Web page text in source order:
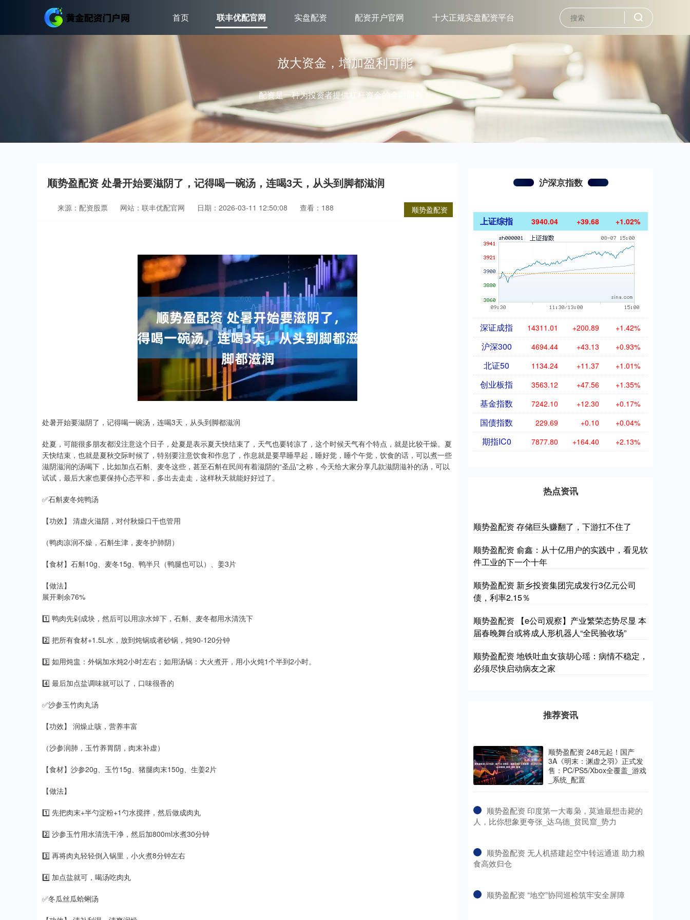
首页 联丰优配官网 实盘配资 配资开户官网 十大正规实盘配资平台
放大资金，增加盈利可能
配资是一种为投资者提供杠杆资金的金融服务！
顺势盈配资 处暑开始要滋阴了，记得喝一碗汤，连喝3天，从头到脚都滋润
顺势盈配资
来源：配资股票 网站：联丰优配官网 日期：2026-03-11 12:50:08 查看：188
处暑开始要滋阴了，记得喝一碗汤，连喝3天，从头到脚都滋润
处夏，可能很多朋友都没注意这个日子，处夏是表示夏天快结束了，天气也要转凉了，这个时候天气有个特点，就是比较干燥。夏
天快结束，也就是夏秋交际时候了，特别要注意饮食和作息了，作息就是要早睡早起，睡好觉，睡个午觉，饮食的话，可以煮一些
滋阴滋润的汤喝下，比如加点石斛、麦冬这些，甚至石斛在民间有着滋阴的“圣品”之称，今天给大家分享几款滋阴滋补的汤，可以
试试，最后大家也要保持心态平和，多出去走走，这样秋天就能好好过了。
✅石斛麦冬炖鸭汤
【功效】 清虚火滋阴，对付秋燥口干也管用
（鸭肉凉润不燥，石斛生津，麦冬护肺阴）
【食材】石斛10g、麦冬15g、鸭半只（鸭腿也可以）、姜3片
【做法】
展开剩余76%
1️⃣ 鸭肉先剁成块，然后可以用凉水焯下，石斛、麦冬都用水清洗下
2️⃣ 把所有食材+1.5L水，放到炖锅或者砂锅，炖90-120分钟
3️⃣ 如用炖盅：外锅加水炖2小时左右；如用汤锅：大火煮开，用小火炖1个半到2小时。
4️⃣ 最后加点盐调味就可以了，口味很香的
✅沙参玉竹肉丸汤
【功效】 润燥止咳，营养丰富
（沙参润肺，玉竹养胃阴，肉末补虚）
【食材】沙参20g、玉竹15g、猪腿肉末150g、生姜2片
【做法】
1️⃣ 先把肉末+半勺淀粉+1勺水搅拌，然后做成肉丸
2️⃣ 沙参玉竹用水清洗干净，然后加800ml水煮30分钟
3️⃣ 再将肉丸轻轻倒入锅里，小火煮8分钟左右
4️⃣ 加点盐就可，喝汤吃肉丸
✅冬瓜丝瓜蛤蜊汤
沪深京指数
上证综指 3940.04 +39.68 +1.02%
深证成指 14311.01 +200.89 +1.42%
沪深300 4694.44 +43.13 +0.93%
北证50 1134.24 +11.37 +1.01%
创业板指 3563.12 +47.56 +1.35%
基金指数 7242.10 +12.30 +0.17%
国债指数 229.69 +0.10 +0.04%
期指IC0 7877.80 +164.40 +2.13%
热点资讯
顺势盈配资 存储巨头赚翻了，下游扛不住了
顺势盈配资 俞鑫：从十亿用户的实践中，看见软
件工业的下一个十年
顺势盈配资 新乡投资集团完成发行3亿元公司
债，利率2.15％
顺势盈配资 【e公司观察】产业繁荣态势尽显 本
届春晚舞台或将成人形机器人“全民验收场”
顺势盈配资 地铁吐血女孩胡心瑶：病情不稳定，
必须尽快启动病友之家
推荐资讯
顺势盈配资 248元起！国产
3A《明末：渊虚之羽》正式发
售：PC/PS5/Xbox全覆盖_游戏
_系统_配置
​顺势盈配资 印度第一大毒枭，莫迪最想击毙的
人，比你想象更夸张_达乌德_贫民窟_势力
​顺势盈配资 无人机搭建起空中转运通道 助力粮
食高效归仓
​顺势盈配资 “地空”协同巡检筑牢安全屏障